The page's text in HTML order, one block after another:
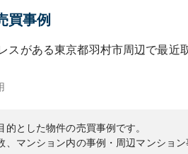
買事例
ス がある東京都羽村市周辺で最近
とした物件の売買事例です。
、マンション内の事例・周辺マンション